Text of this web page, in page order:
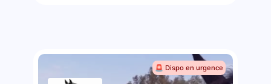
🚨 Dispo en urgence